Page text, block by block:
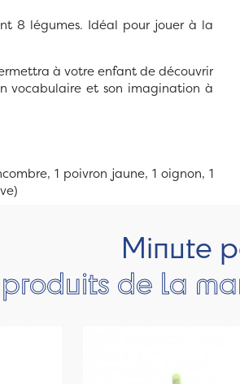
8 légumes. Idéal pour jouer à la
à votre enfant de découvrir
vocabulaire et son imagination à
1 poivron jaune, 1 oignon, 1
Minute
de la